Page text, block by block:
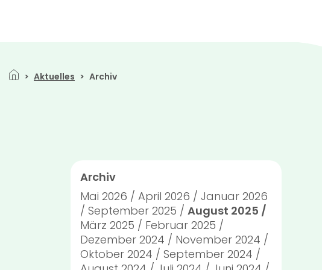
Pfadnavigation
Aktuelles Archiv
Archiv
Mai 2026
April 2026
Januar 2026
September 2025
August 2025
März 2025
Februar 2025
Dezember 2024
November 2024
Oktober 2024
September 2024